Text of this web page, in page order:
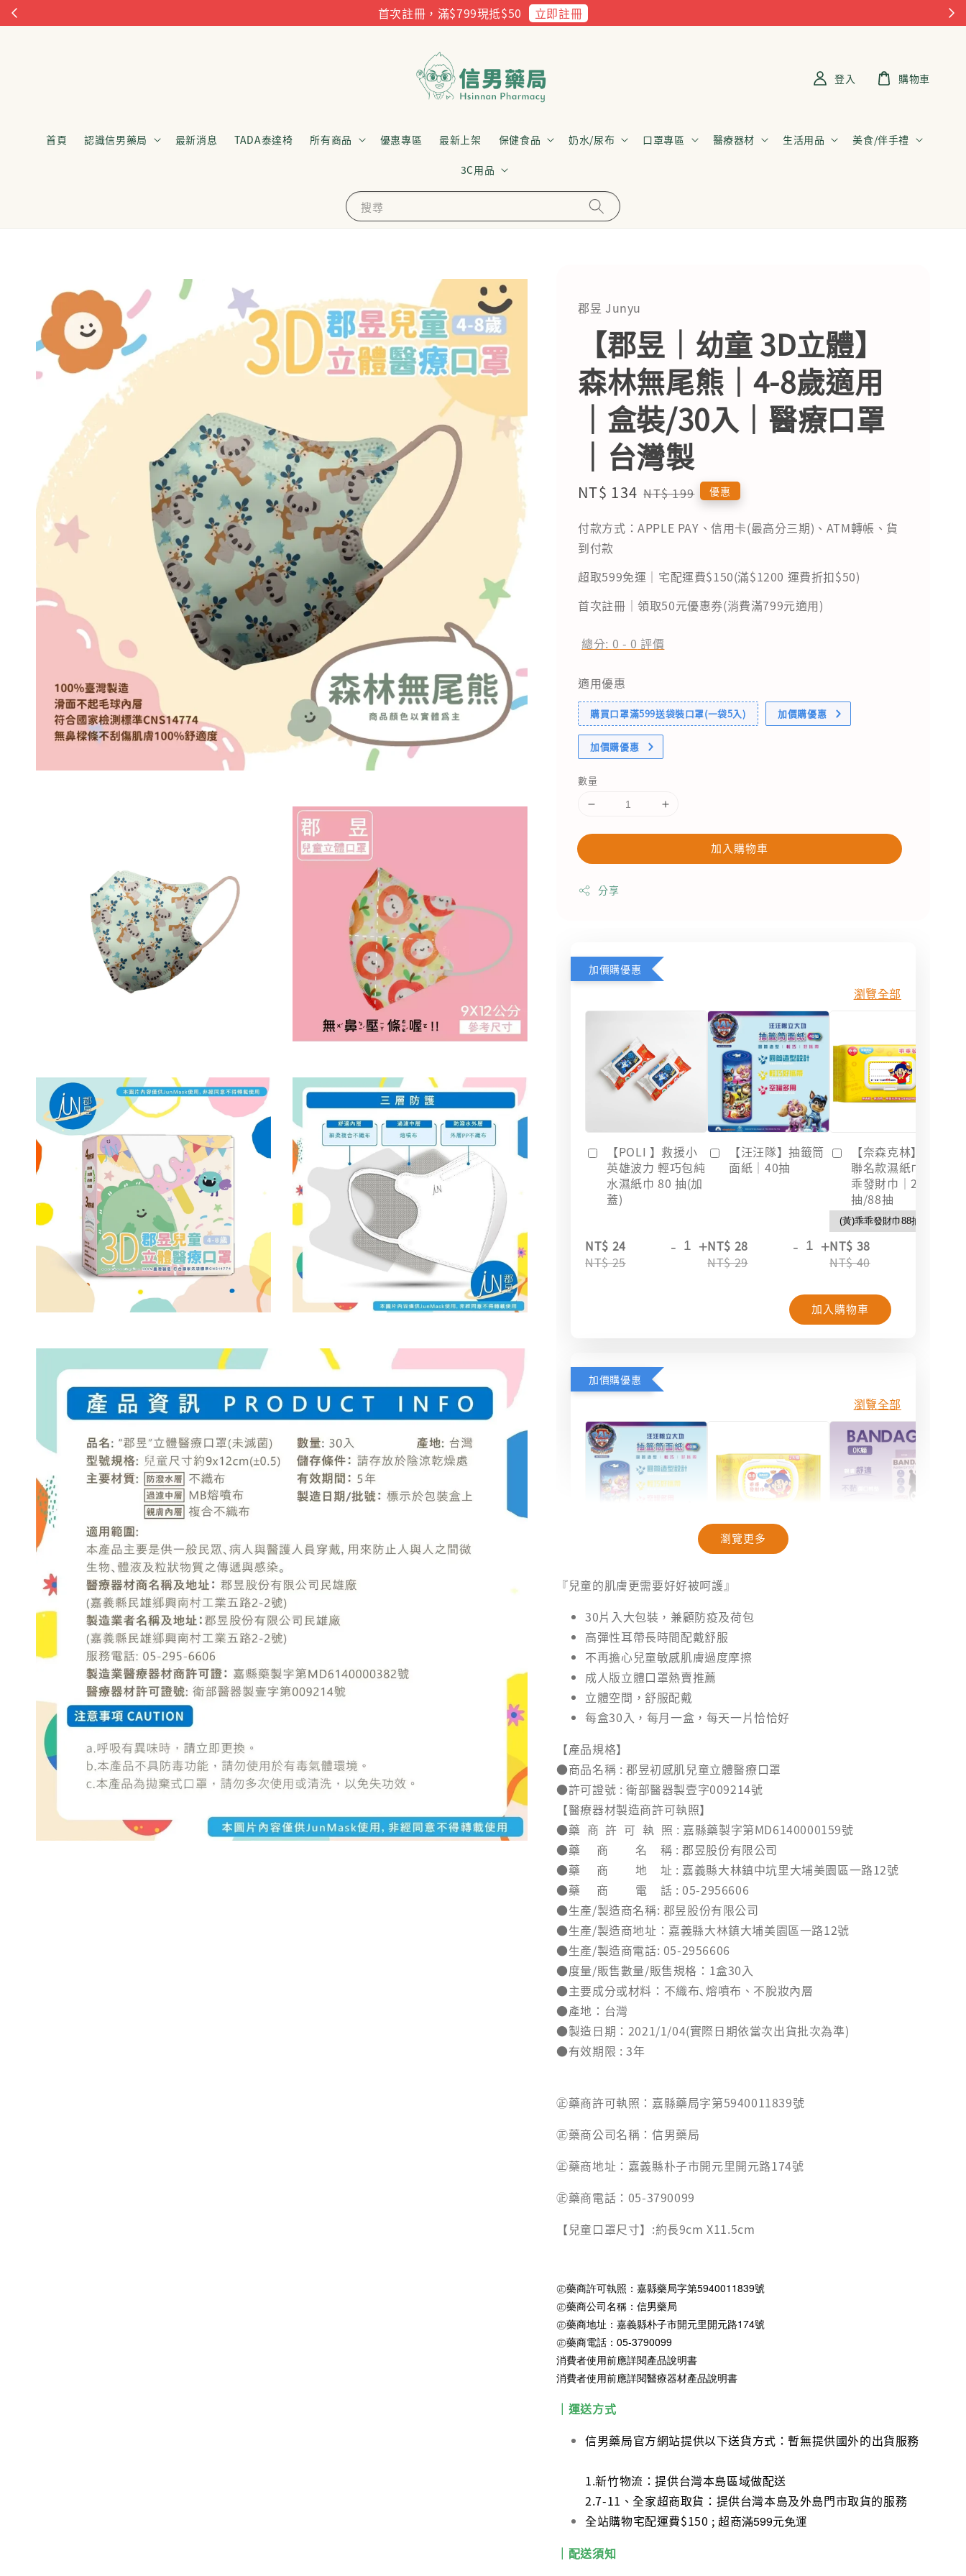
首次註冊，滿$799現抵$50 立即註冊
搜尋
首頁 認識信男藥局 最新消息 TADA泰達椅 所有商品 優惠專區 最新上架 保健食品 奶水/尿布 口罩專區 醫療器材 生活用品 美食/伴手禮
3C用品
登入 購物車
郡昱 Junyu
【郡昱｜幼童 3D立體】
森林無尾熊｜4-8歲適用
｜盒裝/30入｜醫療口罩
｜台灣製
Sale
NT$ 134 Regular
NT$ 199 優惠
付款方式：APPLE PAY、信用卡(最高分三期)、ATM轉帳、貨
到付款
超取599免運｜宅配運費$150(滿$1200 運費折扣$50)
首次註冊｜領取50元優惠券(消費滿799元適用)
總分: 0 - 0 評價
適用優惠
購買口罩滿599送袋裝口罩(一袋5入) 加價購優惠
加價購優惠
數量
加入購物車
分享
加價購優惠
瀏覽全部
【POLI 】救援小
英雄波力 輕巧包純
水濕紙巾 80 抽(加
蓋)
NT$ 24
NT$ 25
- +
【汪汪隊】抽籤筒
面紙｜40抽
NT$ 28
NT$ 29
- +
【奈森克林】乖乖
聯名款濕紙巾｜乖
乖發財巾｜28
抽/88抽
NT$ 38
NT$ 40
加入購物車
加價購優惠
瀏覽全部
面紙｜40抽
NT$ 28
NT$ 29
- +
抽/88抽
NT$ 28
NT$ 30
瀏覽更多
『兒童的肌膚更需要好好被呵護』
30片入大包裝，兼顧防疫及荷包
高彈性耳帶長時間配戴舒服
不再擔心兒童敏感肌膚過度摩擦
成人版立體口罩熱賣推薦
立體空間，舒服配戴
每盒30入，每月一盒，每天一片恰恰好
【產品規格】
●商品名稱 : 郡昱初感肌兒童立體醫療口罩
●許可證號 : 衛部醫器製壹字009214號
【醫療器材製造商許可執照】
●藥 商 許 可 執 照 : 嘉縣藥製字第MD6140000159號
●藥 商 名 稱 : 郡昱股份有限公司
●藥 商 地 址 : 嘉義縣大林鎮中坑里大埔美園區一路12號
●藥 商 電 話 : 05-2956606
●生產/製造商名稱: 郡昱股份有限公司
●生產/製造商地址：嘉義縣大林鎮大埔美園區一路12號
●生產/製造商電話: 05-2956606
●度量/販售數量/販售規格：1盒30入
●主要成分或材料：不織布､熔噴布、不脫妝內層
●產地：台灣
●製造日期：2021/1/04(實際日期依當次出貨批次為準)
●有效期限 : 3年
㊣藥商許可執照：嘉縣藥局字第5940011839號
㊣藥商公司名稱：信男藥局
㊣藥商地址：嘉義縣朴子市開元里開元路174號
㊣藥商電話：05-3790099
【兒童口罩尺寸】:約長9cm X11.5cm
㊣藥商許可執照：嘉縣藥局字第5940011839號
㊣藥商公司名稱：信男藥局
㊣藥商地址：嘉義縣朴子市開元里開元路174號
㊣藥商電話：05-3790099
消費者使用前應詳閱產品說明書
消費者使用前應詳閱醫療器材產品說明書
｜運送方式
信男藥局官方網站提供以下送貨方式：暫無提供國外的出貨服務
1.新竹物流：提供台灣本島區域做配送
2.7-11、全家超商取貨：提供台灣本島及外島門市取貨的服務
全站購物宅配運費$150 ; 超商滿599元免運
｜配送須知